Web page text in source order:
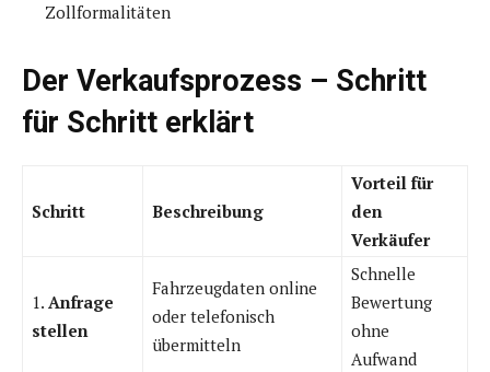
Zollformalitäten
Der Verkaufsprozess – Schritt
für Schritt erklärt
Schritt Beschreibung
Vorteil für
den
Verkäufer
1. Anfrage
stellen
Fahrzeugdaten online
oder telefonisch
übermitteln
Schnelle
Bewertung
ohne
Aufwand